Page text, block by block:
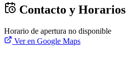
Contacto y Horarios
Horario de apertura no disponible
Ver en Google Maps